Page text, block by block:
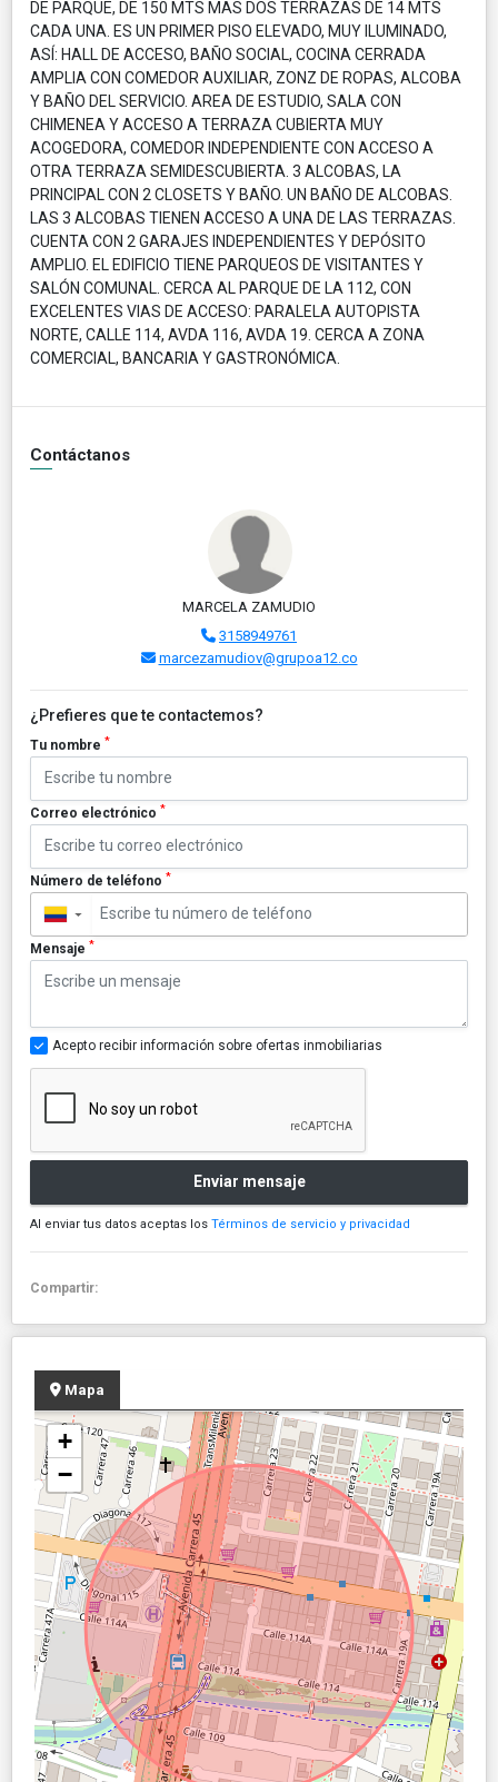
DE PARQUE, DE 150 MTS MAS DOS TERRAZAS DE 14 MTS
CADA UNA. ES UN PRIMER PISO ELEVADO, MUY ILUMINADO,
ASÍ: HALL DE ACCESO, BAÑO SOCIAL, COCINA CERRADA
AMPLIA CON COMEDOR AUXILIAR, ZONZ DE ROPAS, ALCOBA
Y BAÑO DEL SERVICIO. AREA DE ESTUDIO, SALA CON
CHIMENEA Y ACCESO A TERRAZA CUBIERTA MUY
ACOGEDORA, COMEDOR INDEPENDIENTE CON ACCESO A
OTRA TERRAZA SEMIDESCUBIERTA. 3 ALCOBAS, LA
PRINCIPAL CON 2 CLOSETS Y BAÑO. UN BAÑO DE ALCOBAS.
LAS 3 ALCOBAS TIENEN ACCESO A UNA DE LAS TERRAZAS.
CUENTA CON 2 GARAJES INDEPENDIENTES Y DEPÓSITO
AMPLIO. EL EDIFICIO TIENE PARQUEOS DE VISITANTES Y
SALÓN COMUNAL. CERCA AL PARQUE DE LA 112, CON
EXCELENTES VIAS DE ACCESO: PARALELA AUTOPISTA
NORTE, CALLE 114, AVDA 116, AVDA 19. CERCA A ZONA
COMERCIAL, BANCARIA Y GASTRONÓMICA.
Contáctanos
MARCELA ZAMUDIO
3158949761
marcezamudiov@grupoa12.co
¿Prefieres que te contactemos?
Tu nombre *
Correo electrónico *
Número de teléfono *
▼
Mensaje *
Acepto recibir información sobre ofertas inmobiliarias
Enviar mensaje
Al enviar tus datos aceptas los Términos de servicio y privacidad
Compartir:
Mapa
+
−